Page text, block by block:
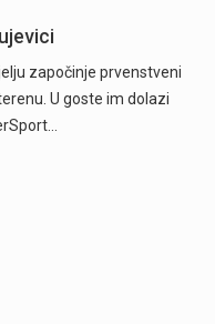
započinje prvenstveni
U goste im dolazi